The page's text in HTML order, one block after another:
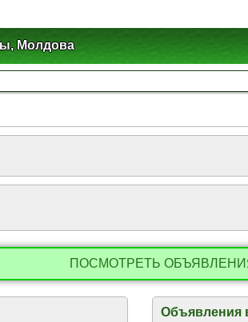
Молдова
ПОСМОТРЕТЬ
Объявления